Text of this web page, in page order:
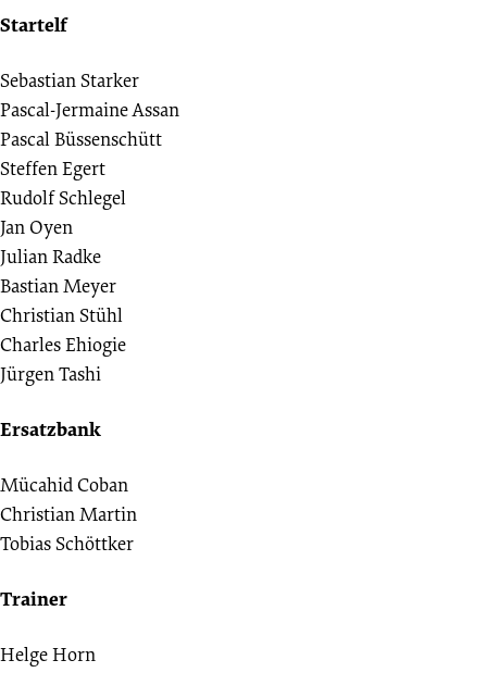
06.
Spieltag
24.09.2011
-
2011/2012
(Bremen
Liga)
Startelf
Sebastian Starker
Pascal-Jermaine Assan
Pascal Büssenschütt
Steffen Egert
Rudolf Schlegel
Jan Oyen
Julian Radke
Bastian Meyer
Christian Stühl
Charles Ehiogie
Jürgen Tashi
Ersatzbank
Mücahid Coban
Christian Martin
Tobias Schöttker
Trainer
Helge Horn